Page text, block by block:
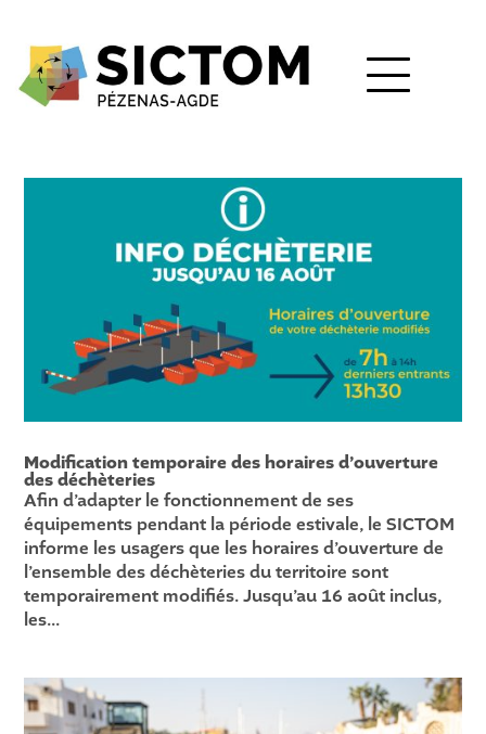
Modification temporaire des horaires d’ouverture
des déchèteries
Afin d’adapter le fonctionnement de ses
équipements pendant la période estivale, le SICTOM
informe les usagers que les horaires d’ouverture de
l’ensemble des déchèteries du territoire sont
temporairement modifiés. Jusqu’au 16 août inclus,
les...